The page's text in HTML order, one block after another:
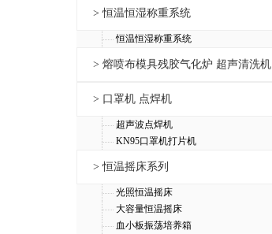
> 恒温恒湿称重系统
恒温恒湿称重系统
> 熔喷布模具残胶气化炉 超声清洗机
> 口罩机 点焊机
超声波点焊机
KN95口罩机打片机
> 恒温摇床系列
光照恒温摇床
大容量恒温摇床
血小板振荡培养箱